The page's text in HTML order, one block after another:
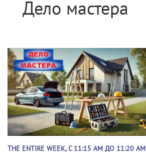
Дело мастера
THE ENTIRE WEEK, С 11:15 AM ДО 11:20 AM